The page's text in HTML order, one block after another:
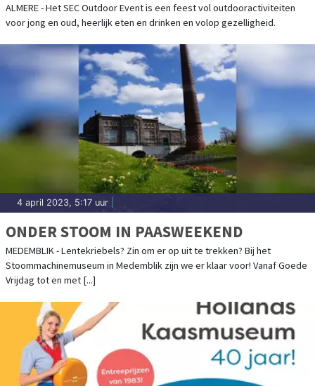
ALMERE - Het SEC Outdoor Event is een feest vol outdooractiviteiten
voor jong en oud, heerlijk eten en drinken en volop gezelligheid.
4 april 2023, 5:17 uur
ONDER STOOM IN PAASWEEKEND
MEDEMBLIK - Lentekriebels? Zin om er op uit te trekken? Bij het
Stoommachinemuseum in Medemblik zijn we er klaar voor! Vanaf Goede
Vrijdag tot en met [...]